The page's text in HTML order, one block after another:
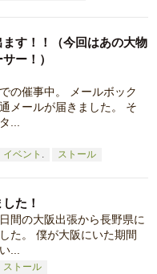
イベント ストール
ます！！（今回はあの大物
ー！）
の催事中。 メールボック
メールが届きました。 そ
...
ストール
た！
間の大阪出張から長野県に
た。 僕が大阪にいた期間
...